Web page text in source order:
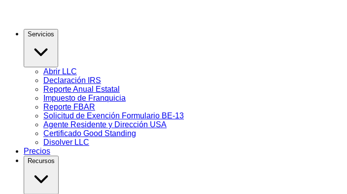
Servicios
Abrir LLC
Declaración IRS
Reporte Anual Estatal
Impuesto de Franquicia
Reporte FBAR
Solicitud de Exención Formulario BE-13
Agente Residente y Dirección USA
Certificado Good Standing
Disolver LLC
Precios
Recursos